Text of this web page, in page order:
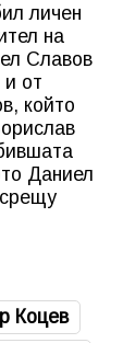
личен
на
Славов
от
който
Даниел
Коцев